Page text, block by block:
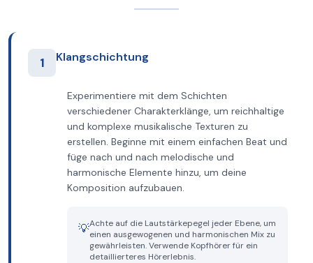
1 Klangschichtung
Experimentiere mit dem Schichten
verschiedener Charakterklänge, um reichhaltige
und komplexe musikalische Texturen zu
erstellen. Beginne mit einem einfachen Beat und
füge nach und nach melodische und
harmonische Elemente hinzu, um deine
Komposition aufzubauen.
💡Achte auf die Lautstärkepegel jeder Ebene, um
einen ausgewogenen und harmonischen Mix zu
gewährleisten. Verwende Kopfhörer für ein
detaillierteres Hörerlebnis.